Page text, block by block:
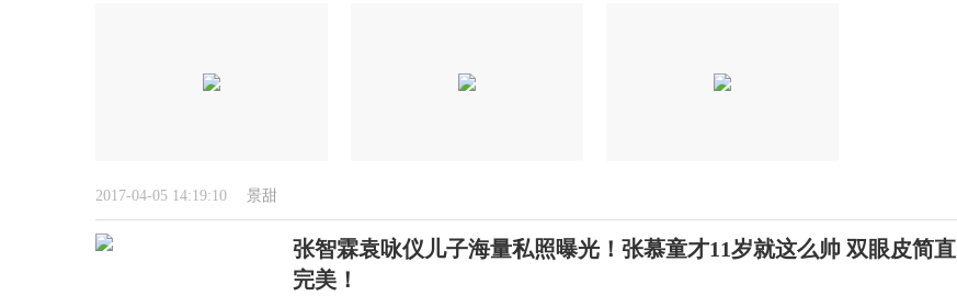
2017-04-05 14:19:10 景甜
张智霖袁咏仪儿子海量私照曝光！张慕童才11岁就这么帅 双眼皮简直
完美！